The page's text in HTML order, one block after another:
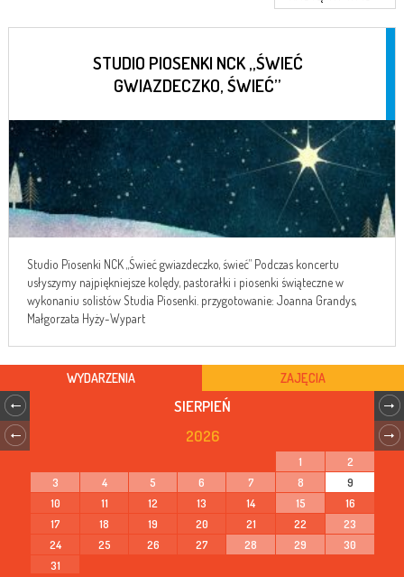
STUDIO PIOSENKI NCK „ŚWIEĆ
GWIAZDECZKO, ŚWIEĆ”
Studio Piosenki NCK „Świeć gwiazdeczko, świeć” Podczas koncertu
usłyszymy najpiękniejsze kolędy, pastorałki i piosenki świąteczne w
wykonaniu solistów Studia Piosenki. przygotowanie: Joanna Grandys,
Małgorzata Hyży-Wypart
WYDARZENIA ZAJĘCIA
SIERPIEŃ
2026
1
2
3
4 5 6 7 8
9
10
11 12 13 14 15
16
17
18 19 20 21 22
23
24
25 26 27 28 29
30
31